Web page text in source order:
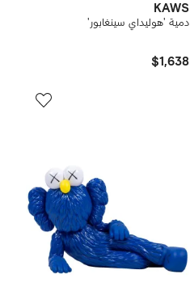
KAWS
دمية 'هوليداي سينغابور'
$1,638